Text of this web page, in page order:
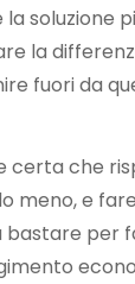
soluzione
la
fuori da
certa che
meno, e
bastare per